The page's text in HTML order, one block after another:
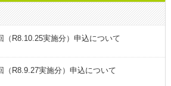
（R8.10.25実施分）申込について
（R8.9.27実施分）申込について